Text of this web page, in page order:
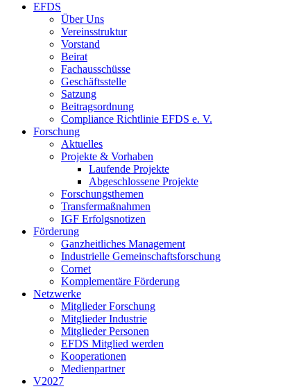
EFDS
Über Uns
Vereinsstruktur
Vorstand
Beirat
Fachausschüsse
Geschäftsstelle
Satzung
Beitragsordnung
Compliance Richtlinie EFDS e. V.
Forschung
Aktuelles
Projekte & Vorhaben
Laufende Projekte
Abgeschlossene Projekte
Forschungsthemen
Transfermaßnahmen
IGF Erfolgsnotizen
Förderung
Ganzheitliches Management
Industrielle Gemeinschaftsforschung
Cornet
Komplementäre Förderung
Netzwerke
Mitglieder Forschung
Mitglieder Industrie
Mitglieder Personen
EFDS Mitglied werden
Kooperationen
Medienpartner
V2027